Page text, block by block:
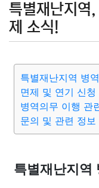
질병 가요 방송
요리 상품리뷰
대출 자동차 취미
특별재난지역
제 소식!
특별재난지역 병
면제 및 연기 신청
병역의무 이행 관
문의 및 관련 정보
특별재난지역